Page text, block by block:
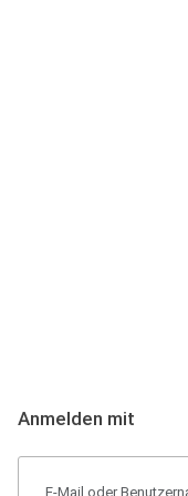
Anmelden mit